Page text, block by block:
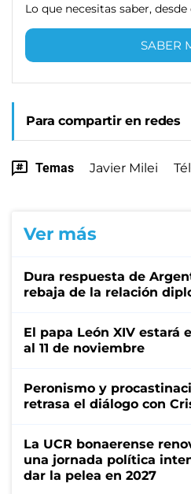
Lo que necesitas saber,
SABER
Para compartir en redes
Temas Javier Milei
Ver más
Dura respuesta de
rebaja de la relación
El papa León XIV estará
al 11 de noviembre
Peronismo y
retrasa el diálogo con
La UCR bonaerense
una jornada política
dar la pelea en 2027